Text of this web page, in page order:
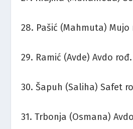
28. Pašić (Mahmuta) Mujo
29. Ramić (Avde) Avdo rođ.
30. Šapuh (Saliha) Safet
31. Trbonja (Osmana)